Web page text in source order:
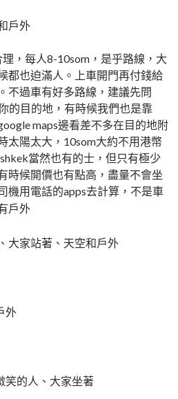
，每人8-10som，是乎路線，大
都也迫滿人。上車開門再付錢給
不過車有好多路線，建議先問
的目的地，有時候我們也是靠
maps邊看差不多在目的地附
太陽太大，10som大約不用港幣
當然也有的士，但只有極少
時候開價也有點高，盡量不會坐
機用電話的apps去計算，不是車